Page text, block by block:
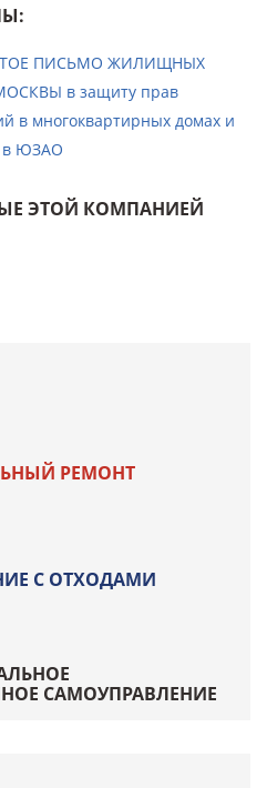
ПИСЬМО ЖИЛИЩНЫХ
в защиту прав
в многоквартирных домах и
в ЮЗАО
ЭТОЙ КОМПАНИЕЙ
РЕМОНТ
С ОТХОДАМИ
САМОУПРАВЛЕНИЕ